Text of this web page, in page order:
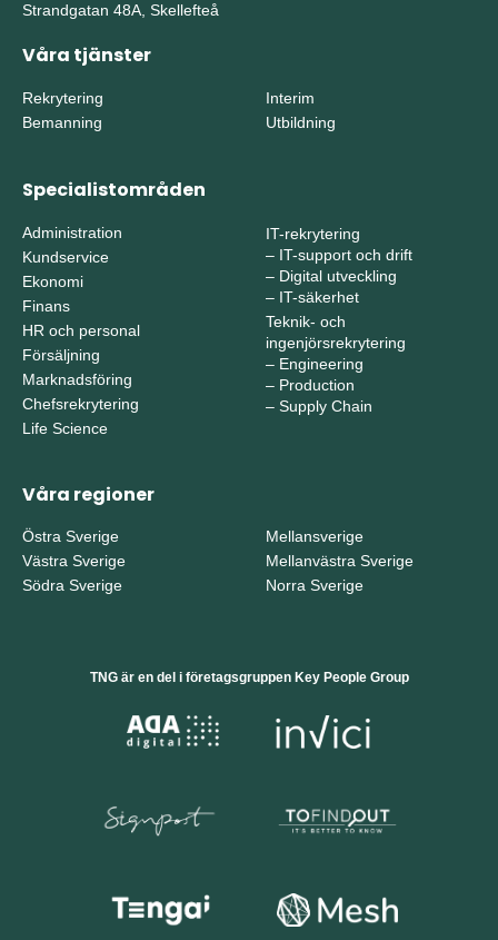
Strandgatan 48A, Skellefteå
Våra tjänster
Rekrytering
Bemanning
Interim
Utbildning
Specialistområden
Administration
Kundservice
Ekonomi
Finans
HR och personal
Försäljning
Marknadsföring
Chefsrekrytering
Life Science
IT-rekrytering
– IT-support och drift
– Digital utveckling
– IT-säkerhet
Teknik- och
ingenjörsrekrytering
– Engineering
– Production
– Supply Chain
Våra regioner
Östra Sverige
Västra Sverige
Södra Sverige
Mellansverige
Mellanvästra Sverige
Norra Sverige
TNG är en del i företagsgruppen Key People Group